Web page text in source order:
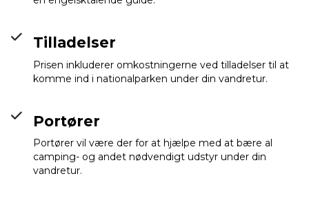
Tilladelser
Prisen inkluderer omkostningerne ved tilladelser til at
komme ind i nationalparken under din vandretur.
Portører
Portører vil være der for at hjælpe med at bære al
camping- og andet nødvendigt udstyr under din
vandretur.